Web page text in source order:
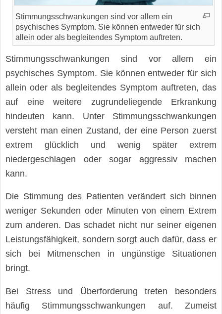
Stimmungsschwankungen sind vor allem ein
psychisches Symptom. Sie können entweder für sich
allein oder als begleitendes Symptom auftreten.
Stimmungsschwankungen sind vor allem ein
psychisches Symptom. Sie können entweder für sich
allein oder als begleitendes Symptom auftreten, das
auf eine weitere zugrundeliegende Erkrankung
hindeuten kann. Unter Stimmungsschwankungen
versteht man einen Zustand, der eine Person zuerst
extrem glücklich und wenig später extrem
niedergeschlagen oder sogar aggressiv machen
kann.
Die Stimmung des Patienten verändert sich binnen
weniger Sekunden oder Minuten von einem Extrem
zum anderen. Das schadet nicht nur seiner eigenen
Leistungsfähigkeit, sondern sorgt auch dafür, dass er
sich bei Mitmenschen in ungünstige Situationen
bringt.
Bei Stress und Überforderung treten besonders
häufig Stimmungsschwankungen auf. Zumeist